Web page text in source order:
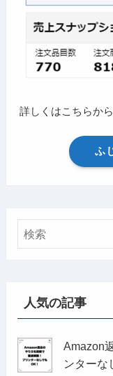
詳しくはこちらから
ふ
人気の記事
Amazon
ンターな